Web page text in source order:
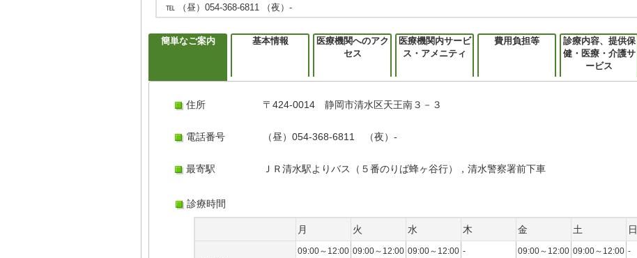
℡ （昼）054-368-6811 （夜）-
簡単なご案内 基本情報
医療機関へのアク
セス
医療機関内サービ
ス・アメニティ
費用負担等
診療内容、提供保
健・医療・介護サ
ービス
住所 〒424-0014 静岡市清水区天王南３－３
電話番号 （昼）054-368-6811 （夜）-
最寄駅 ＪＲ清水駅よりバス（５番のりば蜂ヶ谷行），清水警察署前下車
診療時間
月 火 水 木 金 土 日
09:00～12:00 09:00～12:00 09:00～12:00 -
09:00～12:00 09:00～12:00 -